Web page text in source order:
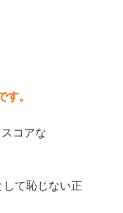
す。
コアな
て恥じない正